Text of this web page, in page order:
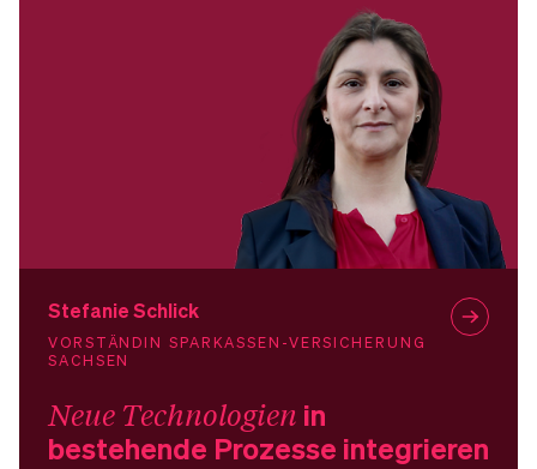
Stefanie Schlick
VORSTÄNDIN SPARKASSEN-VERSICHERUNG
SACHSEN
Neue Technologien in
bestehende Prozesse integrieren